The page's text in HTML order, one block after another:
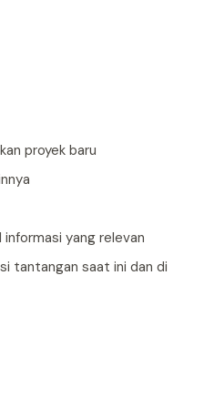
proyek baru
yang relevan
tantangan saat ini dan di